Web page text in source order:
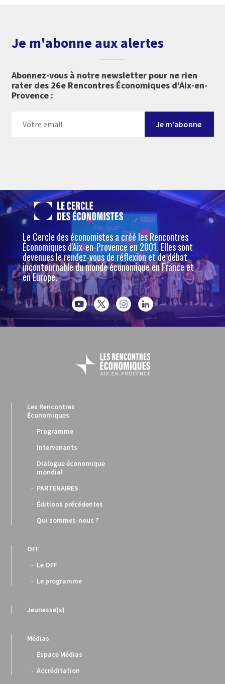
Je m'abonne aux alertes
Abonnez-vous à notre newsletter pour ne rien
rater des 26e Rencontres Économiques d'Aix-en-
Provence :
Le Cercle des économistes a créé les Rencontres
Économiques d'Aix-en-Provence en 2001. Elles sont
devenues le rendez-vous de réflexion et de débat
incontournable du monde économique en France et
en Europe.
Les Rencontres
Économiques
Programme
Intervenants
Dialogue économique
mondial
PARTENAIRES
Éditions précédentes
Qui sommes-nous ?
OFF
Le OFF
Le programme
Jeunesse(s)
Médias
Espace Médias
Accréditation